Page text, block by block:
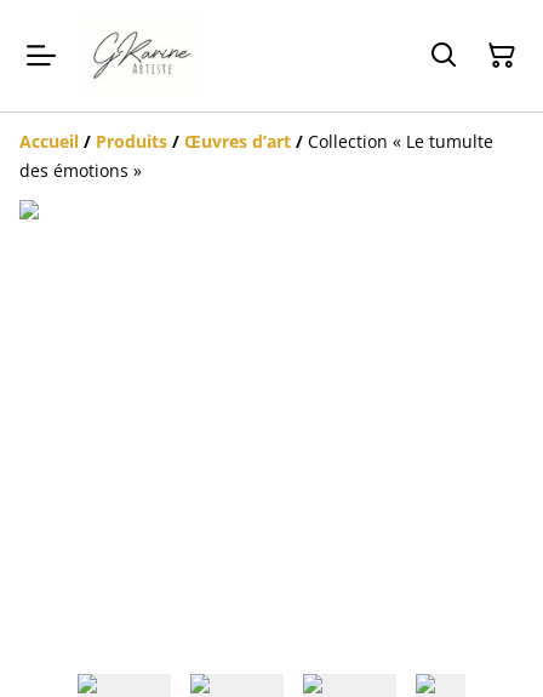
Accueil / Produits / Œuvres d’art / Collection « Le tumulte
des émotions »